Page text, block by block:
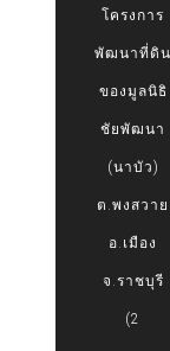
โครงการ
พัฒนาที่ดิน
ของมูลนิธิ
ชัยพัฒนา
(นาบัว)
ต.พงสวาย
อ.เมือง
จ.ราชบุรี
(2